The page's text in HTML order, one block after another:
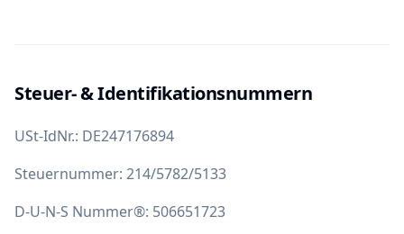
Steuer- & Identifikationsnummern
USt-IdNr.: DE247176894
Steuernummer: 214/5782/5133
D-U-N-S Nummer®: 506651723